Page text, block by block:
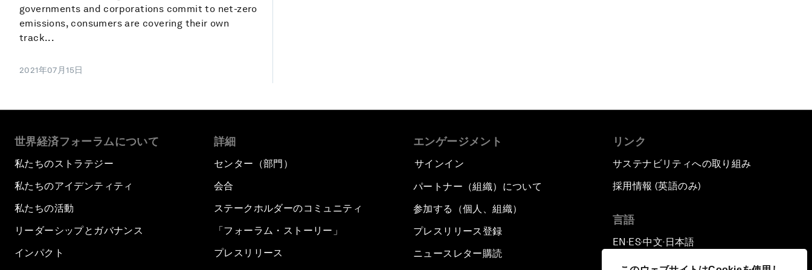
governments and corporations commit to net-zero
emissions, consumers are covering their own
track...
2021年07月15日
世界経済フォーラムについて
私たちのストラテジー
私たちのアイデンティティ
私たちの活動
リーダーシップとガバナンス
インパクト
詳細
センター（部門）
会合
ステークホルダーのコミュニティ
「フォーラム・ストーリー」
プレスリリース
エンゲージメント
サインイン
パートナー（組織）について
参加する（個人、組織）
プレスリリース登録
ニュースレター購読
リンク
サステナビリティへの取り組み
採用情報 (英語のみ)
言語
EN ▪ ES▪中文▪ 日本語